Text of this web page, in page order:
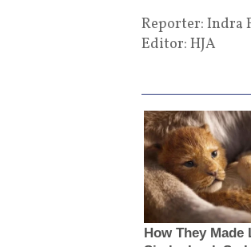
Reporter: Indra
Editor: HJA